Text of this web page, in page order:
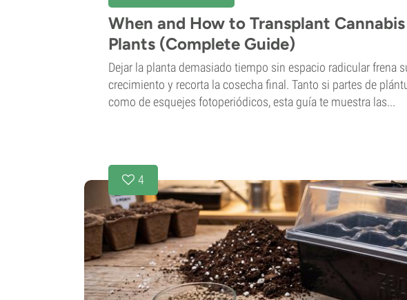
When and How to Transplant Cannabis
Plants (Complete Guide)
Dejar la planta demasiado tiempo sin espacio radicular frena
crecimiento y recorta la cosecha final. Tanto si partes de
como de esquejes fotoperiódicos, esta guía te muestra las...
4